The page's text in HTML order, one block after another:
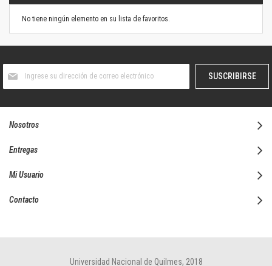
No tiene ningún elemento en su lista de favoritos.
boletín
SUSCRIBIRSE
Nosotros
Entregas
Mi Usuario
Contacto
Universidad Nacional de Quilmes, 2018